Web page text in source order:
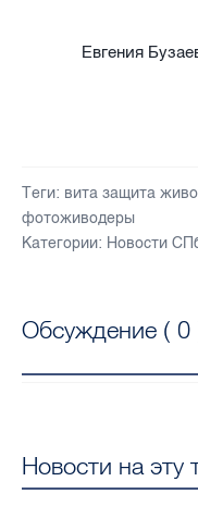
Евгения
Теги: вита защита
фотоживодеры
Категории: Новости
Обсуждение ( 0
Новости на эту